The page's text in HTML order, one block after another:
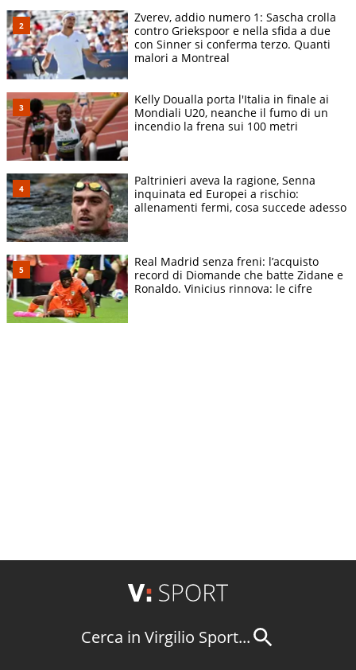
Zverev, addio numero 1: Sascha crolla
contro Griekspoor e nella sfida a due
con Sinner si conferma terzo. Quanti
malori a Montreal
Kelly Doualla porta l'Italia in finale ai
Mondiali U20, neanche il fumo di un
incendio la frena sui 100 metri
Paltrinieri aveva la ragione, Senna
inquinata ed Europei a rischio:
allenamenti fermi, cosa succede adesso
Real Madrid senza freni: l’acquisto
record di Diomande che batte Zidane e
Ronaldo. Vinicius rinnova: le cifre
Cerca in Virgilio Sport...